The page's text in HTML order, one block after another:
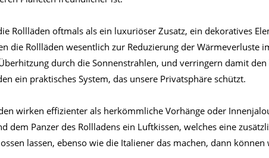
Rollläden oftmals als ein luxuriöser Zusatz, ein dekoratives
die Rollläden wesentlich zur Reduzierung der Wärmeverluste
durch die Sonnenstrahlen, und verringern damit
ein praktisches System, das unsere Privatsphäre schützt.
wirken effizienter als herkömmliche Vorhänge oder
dem Panzer des Rollladens ein Luftkissen, welches eine
lassen, ebenso wie die Italiener das machen, dann